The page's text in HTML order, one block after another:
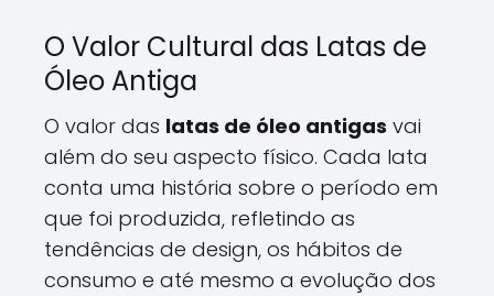
O Valor Cultural das Latas de
Óleo Antiga
O valor das latas de óleo antigas vai
além do seu aspecto físico. Cada lata
conta uma história sobre o período em
que foi produzida, refletindo as
tendências de design, os hábitos de
consumo e até mesmo a evolução dos